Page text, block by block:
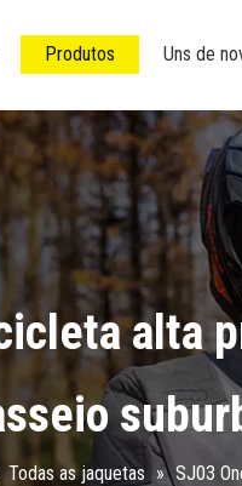
Produtos Uns de
alta
Todas as jaquetas » SJ03